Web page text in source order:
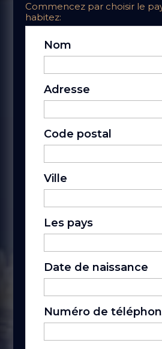
Commencez par choisir le
habitez:
Nom
Adresse
Code postal
Ville
Les pays
Date de naissance
Numéro de